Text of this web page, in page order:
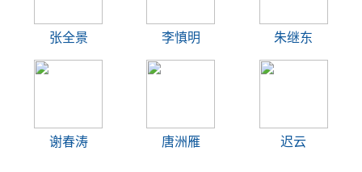
张全景 李慎明 朱继东
谢春涛 唐洲雁 迟云